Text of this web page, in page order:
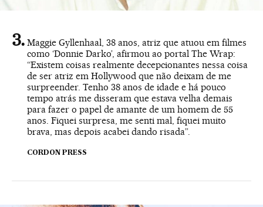
Maggie Gyllenhaal, 38 anos, atriz que atuou em filmes
como ‘Donnie Darko’, afirmou ao portal The Wrap:
“Existem coisas realmente decepcionantes nessa coisa
de ser atriz em Hollywood que não deixam de me
surpreender. Tenho 38 anos de idade e há pouco
tempo atrás me disseram que estava velha demais
para fazer o papel de amante de um homem de 55
anos. Fiquei surpresa, me senti mal, fiquei muito
brava, mas depois acabei dando risada”.
CORDON PRESS